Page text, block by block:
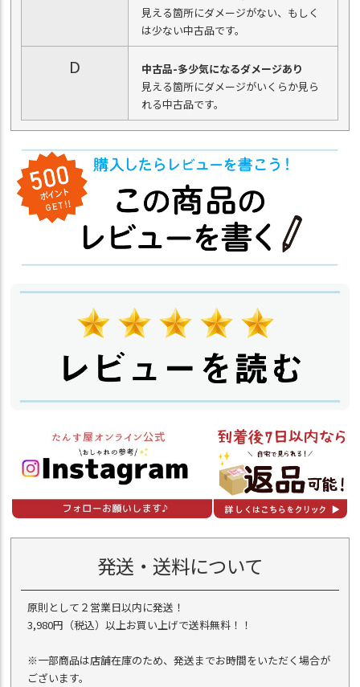
見える箇所にダメージがない、もしく
は少ない中古品です。
D
中古品-多少気になるダメージあり
見える箇所にダメージがいくらか見ら
れる中古品です。
発送・送料について
原則として２営業日以内に発送！
3,980円（税込）以上お買い上げで送料無料！！
※一部商品は店舗在庫のため、発送までお時間をいただく場合が
ございます。